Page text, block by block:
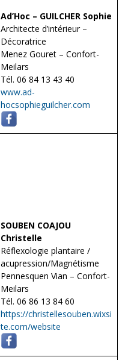
Ad’Hoc – GUILCHER Sophie
Architecte d’intérieur –
Décoratrice
Menez Gouret – Confort-
Meilars
Tél. 06 84 13 43 40
www.ad-
hocsophieguilcher.com
SOUBEN COAJOU
Christelle
Réflexologie plantaire /
acupression/Magnétisme
Pennesquen Vian – Confort-
Meilars
Tél. 06 86 13 84 60
https://christellesouben.wixsi
te.com/website